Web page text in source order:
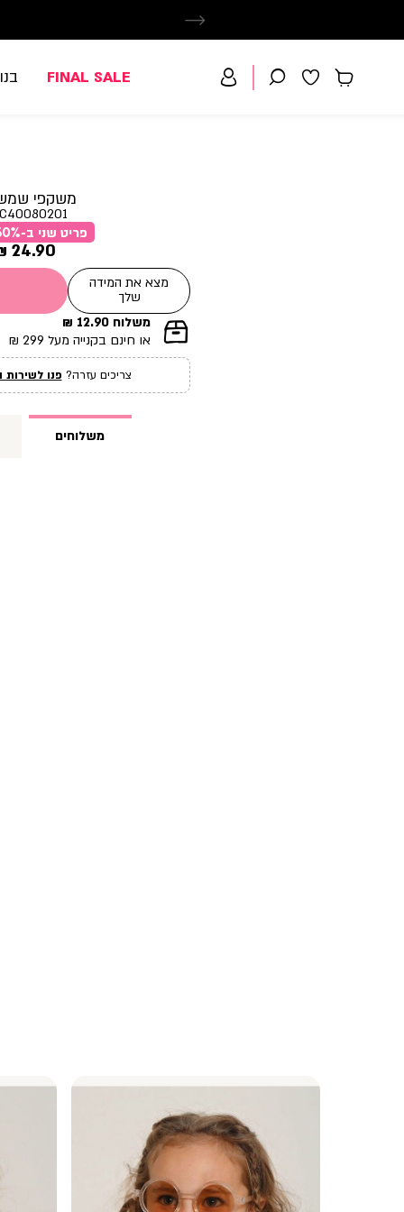
FINAL SALE
משקפי
פריט שני ב-50% הנחה
מחיר
מוצר
24.90 ₪
מצא את המידה
שלך
|
תומך
עמוד
מוצר
משלוח 12.90 ₪
או חינם בקנייה מעל 299 ₪
צריכים עזרה? פנו
משלוחים